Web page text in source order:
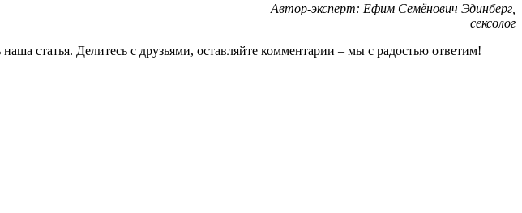
Автор-эксперт: Ефим Семёнович Эдинберг,
сексолог
статья. Делитесь с друзьями, оставляйте комментарии – мы с радостью ответим!